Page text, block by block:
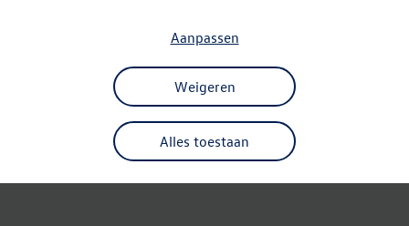
Alles toestaan
Weigeren
Aanpassen
Something went wrong. Please try
refreshing the app
Refresh